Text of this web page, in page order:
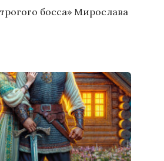
босса» Мирослава